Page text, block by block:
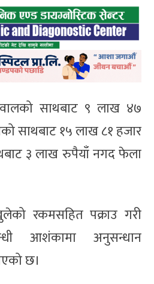
साथबाट ९ लाख ४७
साथबाट १५ लाख ८१ हजार
३ लाख रुपैयाँ नगद फेला
रकमसहित पक्राउ गरी
आशंकामा अनुसन्धान
छ।